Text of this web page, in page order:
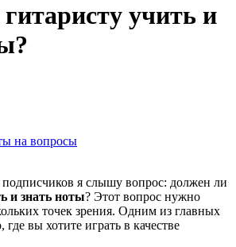
учить и
на вопросы
я слышу вопрос: должен ли
и знать ноты? Этот вопрос нужно
точек зрения. Одним из главных
где вы хотите играть в качестве